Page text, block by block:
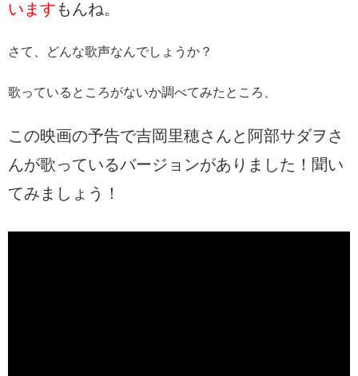
いますもんね。
さて、どんな歌声なんでしょうか？
歌っているところがないか調べてみたところ、
この映画の予告で吉岡里穂さんと阿部サダヲさ
んが歌っているバージョンがありました！聞い
てみましょう！